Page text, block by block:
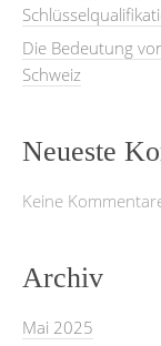
Die Bedeutung
Schweiz
Neueste
Keine
Archiv
Mai 2025